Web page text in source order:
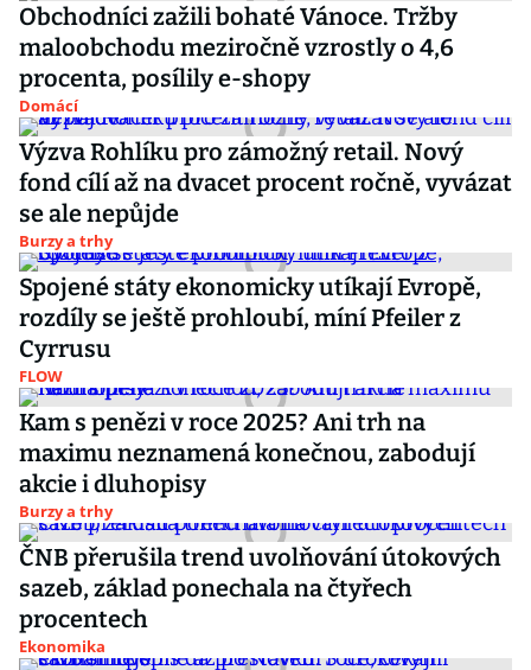
Obchodníci zažili bohaté Vánoce. Tržby
maloobchodu meziročně vzrostly o 4,6
procenta, posílily e-shopy
Domácí
Výzva Rohlíku pro zámožný retail. Nový
fond cílí až na dvacet procent ročně, vyvázat
se ale nepůjde
Burzy a trhy
Spojené státy ekonomicky utíkají Evropě,
rozdíly se ještě prohloubí, míní Pfeiler z
Cyrrusu
FLOW
Kam s penězi v roce 2025? Ani trh na
maximu neznamená konečnou, zabodují
akcie i dluhopisy
Burzy a trhy
ČNB přerušila trend uvolňování útokových
sazeb, základ ponechala na čtyřech
procentech
Ekonomika